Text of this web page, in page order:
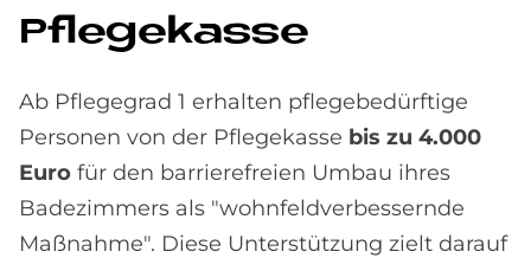
Pfle­ge­kas­se
Ab Pflegegrad 1 erhalten pflegebedürftige
Personen von der Pflegekasse bis zu 4.000
Euro für den barrierefreien Umbau ihres
Badezimmers als "wohnfeldverbessernde
Maßnahme". Diese Unterstützung zielt darauf